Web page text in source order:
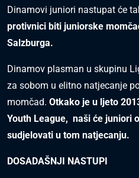
Dinamovi juniori nastupat će
protivnici biti juniorske
Salzburga.
Dinamov plasman u skupinu
za sobom u elitno natjecanje
momčad. Otkako je u ljeto
Youth League, naši će juniori
sudjelovati u tom natjecanju.
DOSADAŠNJI NASTUPI